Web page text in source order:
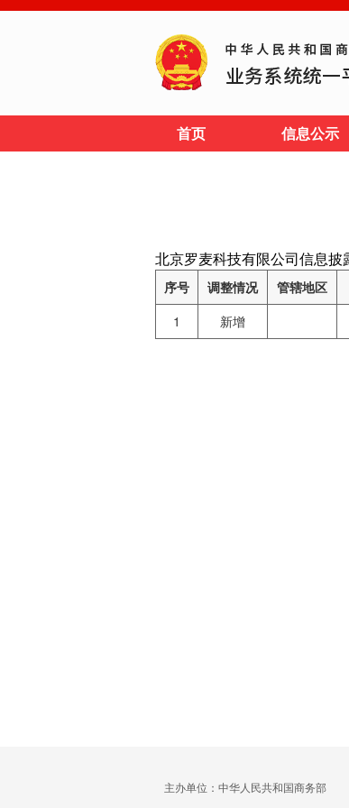
首页 信息公示
北京罗麦科技有限公司信息披
序号 调整情况 管辖地区
1
新增
主办单位：中华人民共和国商务部